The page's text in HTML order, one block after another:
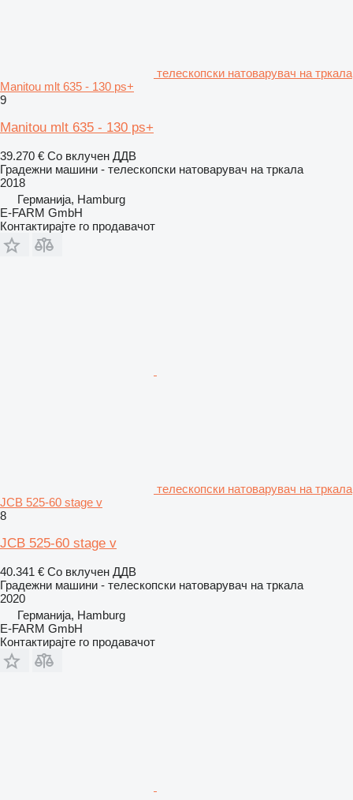
телескопски натоварувач на тркала
Manitou mlt 635 - 130 ps+
9
Manitou mlt 635 - 130 ps+
39.270 € Со вклучен ДДВ
Градежни машини - телескопски натоварувач на тркала
2018
Германија, Hamburg
E-FARM GmbH
Контактирајте го продавачот
телескопски натоварувач на тркала
JCB 525-60 stage v
8
JCB 525-60 stage v
40.341 € Со вклучен ДДВ
Градежни машини - телескопски натоварувач на тркала
2020
Германија, Hamburg
E-FARM GmbH
Контактирајте го продавачот